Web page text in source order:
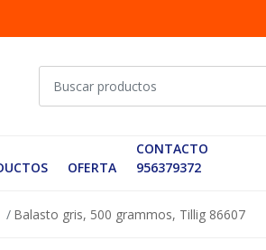
OFERTA
CONTACTO
956379372
Balasto gris, 500 grammos, Tillig 86607